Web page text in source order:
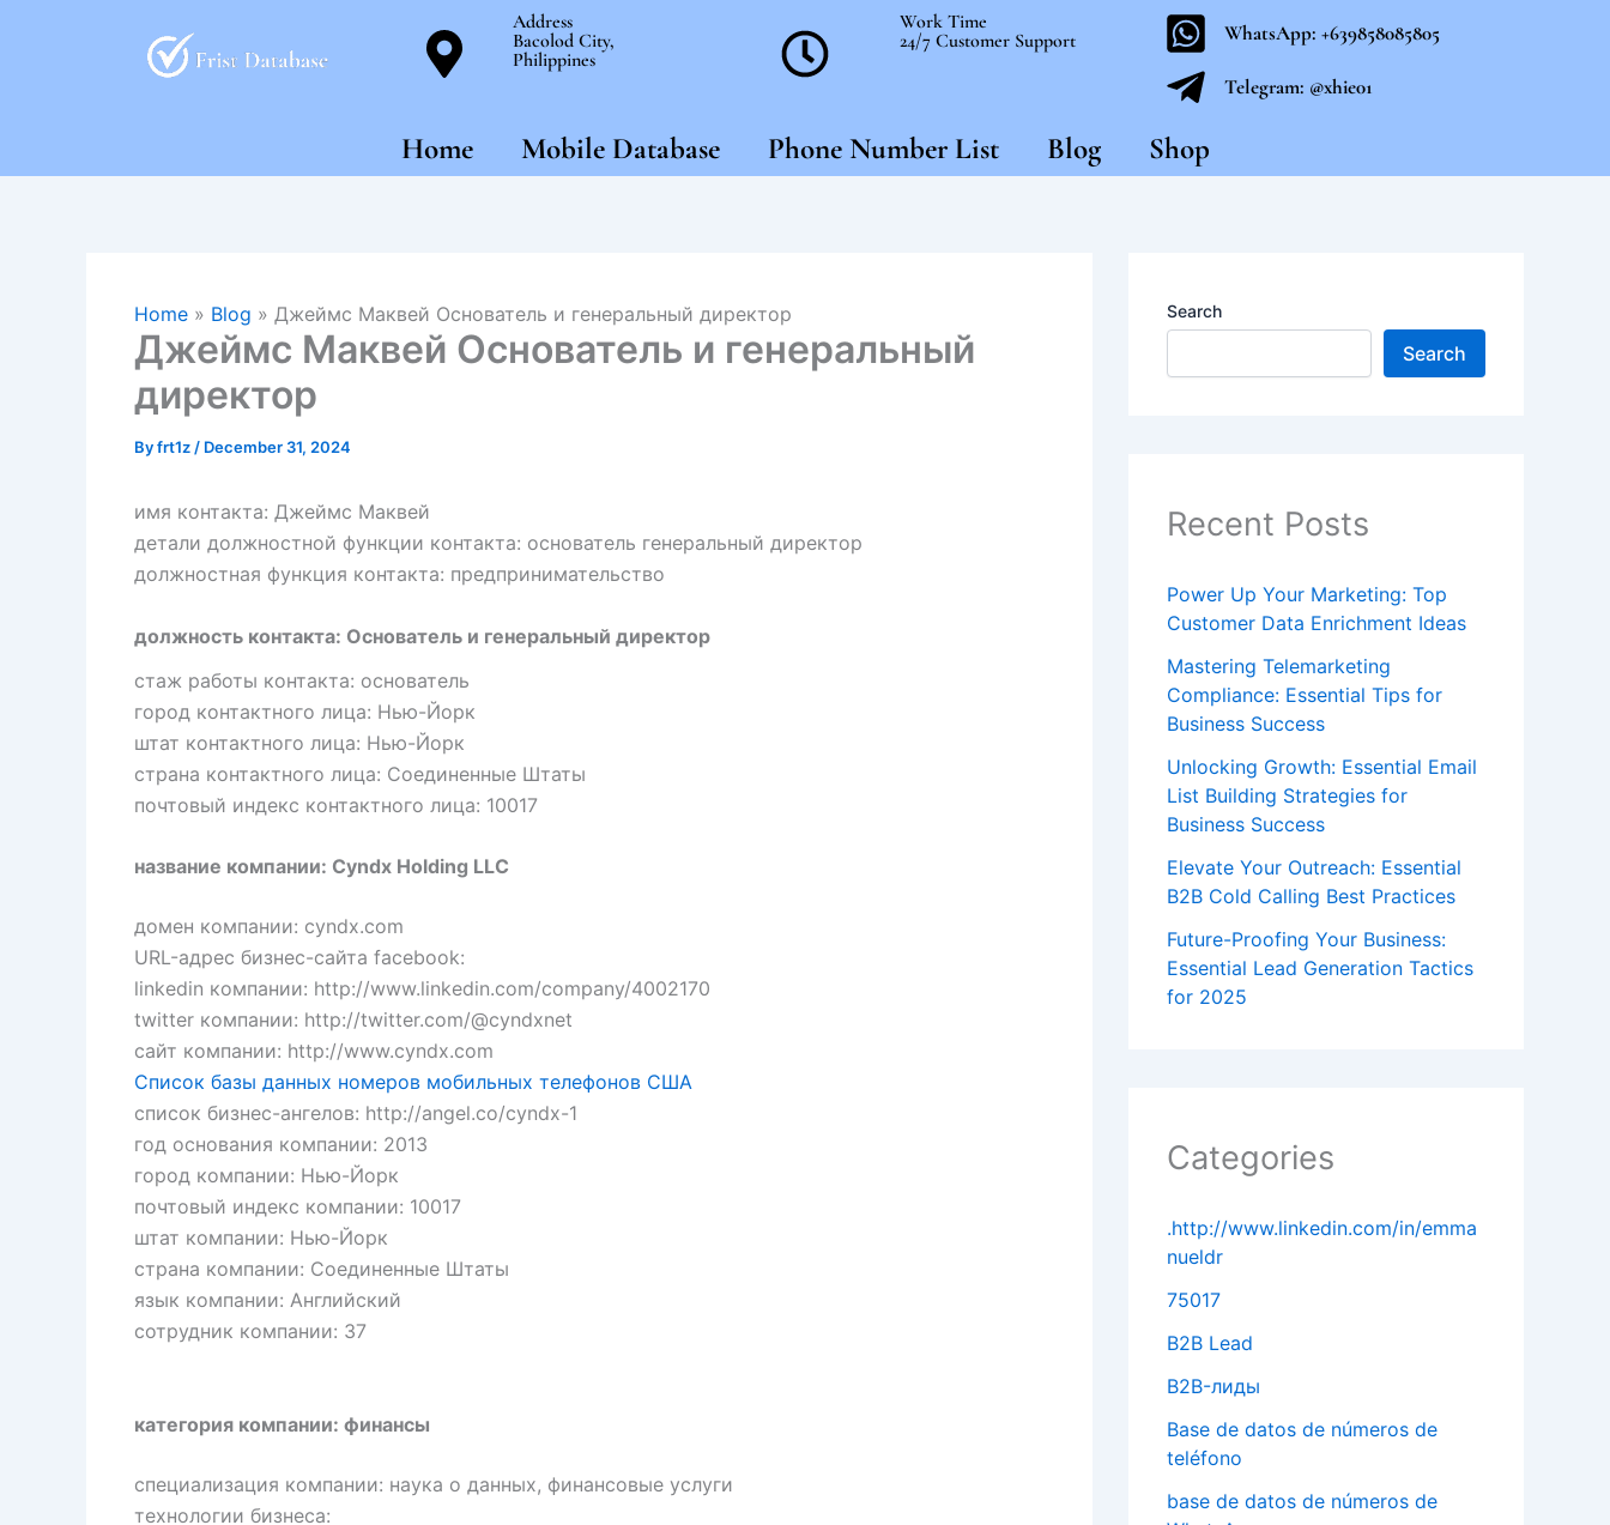
Address
Bacolod City,
Philippines
Work Time
24/7 Customer Support
WhatsApp: +639858085805
Telegram: @xhie01
Home Mobile Database Phone Number List Blog Shop
Home » Blog » Джеймс Маквей Основатель и генеральный директор
Джеймс Маквей Основатель и генеральный
директор
Byfrt1z / December 31, 2024
имя контакта: Джеймс Маквей
детали должностной функции контакта: основатель генеральный директор
должностная функция контакта: предпринимательство
должность контакта: Основатель и генеральный директор
стаж работы контакта: основатель
город контактного лица: Нью-Йорк
штат контактного лица: Нью-Йорк
страна контактного лица: Соединенные Штаты
почтовый индекс контактного лица: 10017
название компании: Cyndx Holding LLC
домен компании: cyndx.com
URL-адрес бизнес-сайта facebook:
linkedin компании: http://www.linkedin.com/company/4002170
twitter компании: http://twitter.com/@cyndxnet
сайт компании: http://www.cyndx.com
Список базы данных номеров мобильных телефонов США
список бизнес-ангелов: http://angel.co/cyndx-1
год основания компании: 2013
город компании: Нью-Йорк
почтовый индекс компании: 10017
штат компании: Нью-Йорк
страна компании: Соединенные Штаты
язык компании: Английский
сотрудник компании: 37
категория компании: финансы
специализация компании: наука о данных, финансовые услуги
технологии бизнеса:
Search
Search
Recent Posts
Power Up Your Marketing: Top
Customer Data Enrichment Ideas
Mastering Telemarketing
Compliance: Essential Tips for
Business Success
Unlocking Growth: Essential Email
List Building Strategies for
Business Success
Elevate Your Outreach: Essential
B2B Cold Calling Best Practices
Future-Proofing Your Business:
Essential Lead Generation Tactics
for 2025
Categories
.http://www.linkedin.com/in/emma
nueldr
75017
B2B Lead
B2B-лиды
Base de datos de números de
teléfono
base de datos de números de